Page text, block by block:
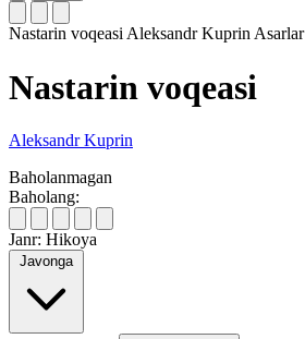
Nastarin voqeasiAleksandr KuprinAsarlar
Nastarin voqeasi
Aleksandr Kuprin
Baholanmagan
Baholang:
Janr: Hikoya
Javonga